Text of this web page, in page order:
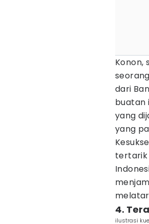
Konon,
dari
buatan
yang
yang
tertarik
4.
ilustrasi